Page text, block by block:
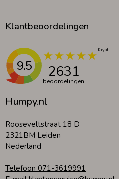
Humpy.nl
Rooseveltstraat 18 D
2321BM Leiden
Nederland
Telefoon 071-3619991
Klantbeoordelingen
9.5 2631
beoordelingen